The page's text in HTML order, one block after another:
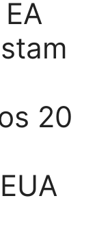
20